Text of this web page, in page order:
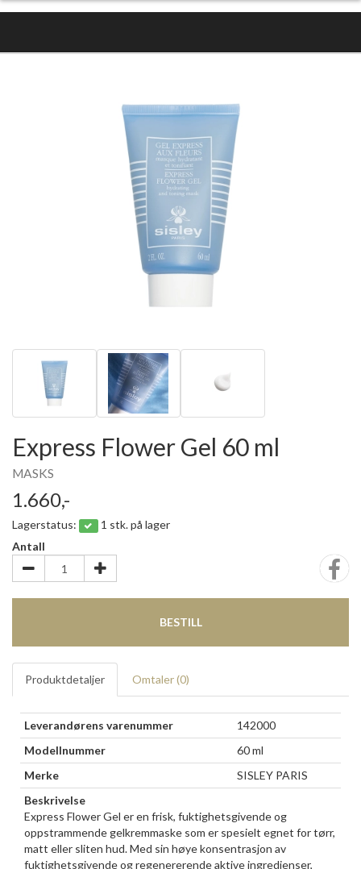
Express Flower Gel 60 ml
MASKS
1.660,-
Lagerstatus:
1 stk. på lager
Antall
BESTILL
Produktdetaljer Omtaler (0)
Leverandørens varenummer
142000
Modellnummer
60 ml
Merke
SISLEY PARIS
Beskrivelse
Express Flower Gel er en frisk, fuktighetsgivende og
oppstrammende gelkremmaske som er spesielt egnet for tørr,
matt eller sliten hud. Med sin høye konsentrasjon av
fuktighetsgivende og regenererende aktive ingredienser,